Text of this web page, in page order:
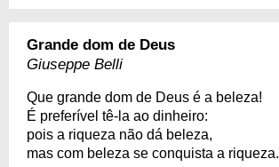
Grande dom de Deus
Giuseppe Belli
Que grande dom de Deus é a beleza!
É preferível tê-la ao dinheiro:
pois a riqueza não dá beleza,
mas com beleza se conquista a riqueza.